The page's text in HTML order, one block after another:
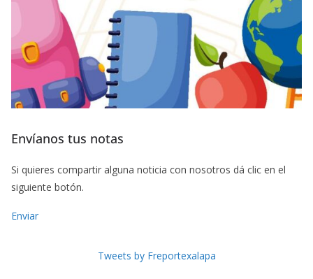
Envíanos tus notas
Si quieres compartir alguna noticia con nosotros dá clic en el
siguiente botón.
Enviar
Tweets by Freportexalapa